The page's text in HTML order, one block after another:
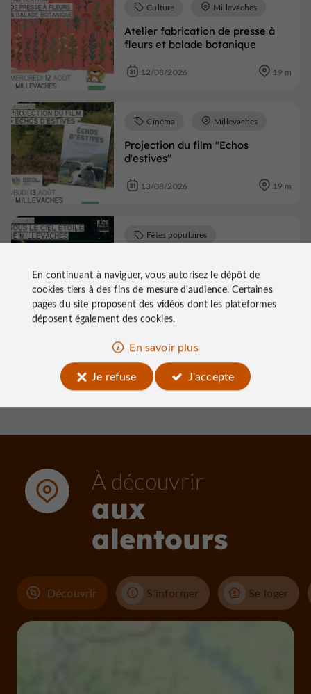
Atelier fabrication de presse à
fleurs et balade botanique
Culture Millevaches
12/08/2026 19 m
Projection du film "Echos
d'estives"
Cinéma Millevaches
13/08/2026 19 m
Sous le ciel étoilé de Millevaches
Fêtes populaires
21/08/2026 19 m
Voir tous les événements
À découvrir
aux
alentours
Découvrir S'informer Se loger
En continuant à naviguer, vous autorisez le dépôt de
cookies tiers à des fins de mesure d'audience. Certaines
pages du site proposent des vidéos dont les plateformes
déposent également des cookies.
En savoir plus
Je refuse
J'accepte